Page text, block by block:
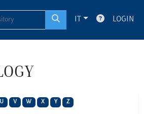
IT LOGIN
U V W X Y Z